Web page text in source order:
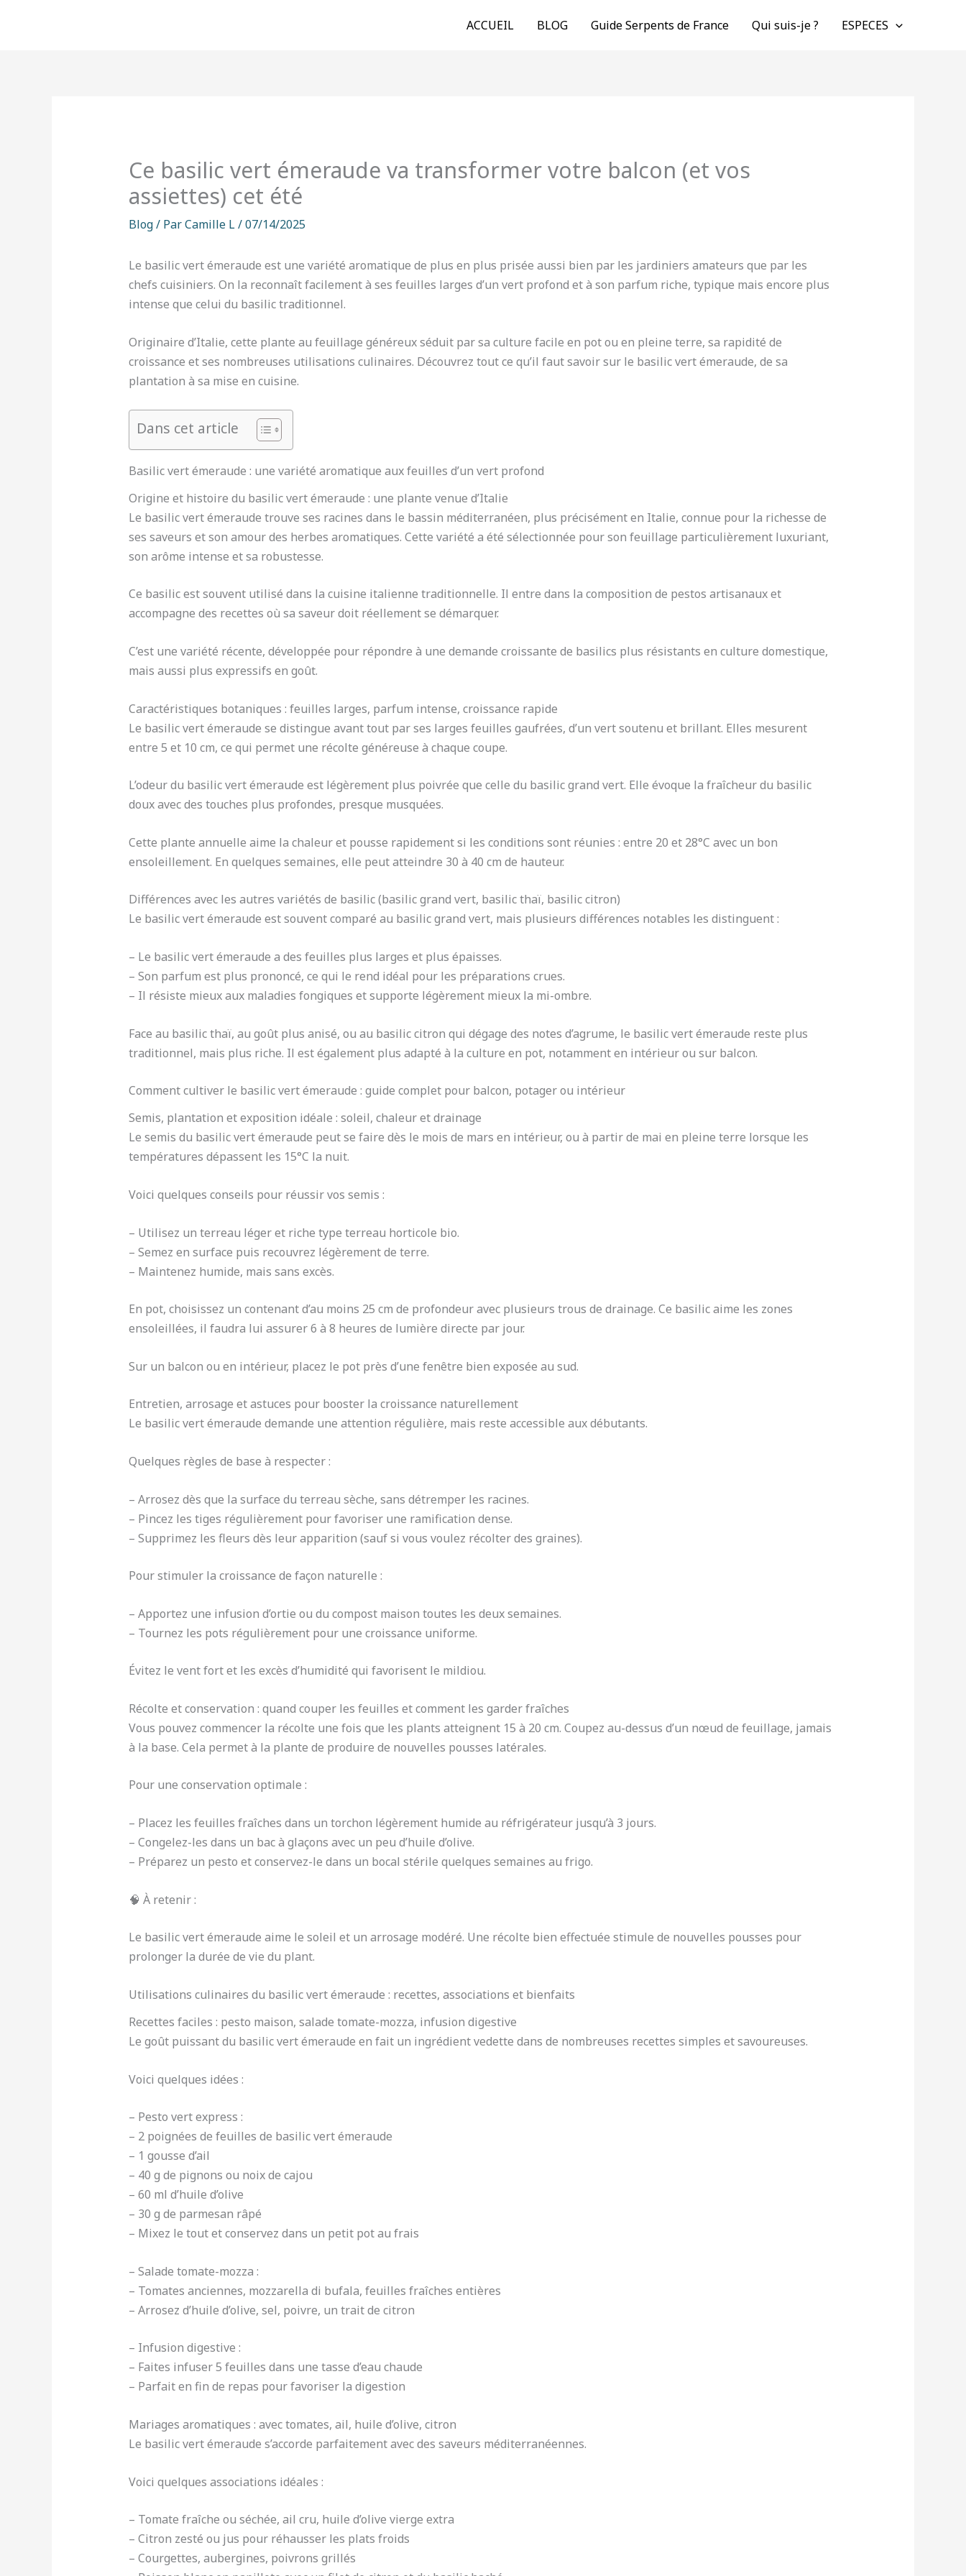
ACCUEIL BLOG Guide Serpents de France Qui suis-je ? ESPECES
Ce basilic vert émeraude va transformer votre balcon (et vos
assiettes) cet été
Blog/ ParCamille L/07/14/2025
Le basilic vert émeraude est une variété aromatique de plus en plus prisée aussi bien par les jardiniers amateurs que par les
chefs cuisiniers. On la reconnaît facilement à ses feuilles larges d’un vert profond et à son parfum riche, typique mais encore plus
intense que celui du basilic traditionnel.
Originaire d’Italie, cette plante au feuillage généreux séduit par sa culture facile en pot ou en pleine terre, sa rapidité de
croissance et ses nombreuses utilisations culinaires. Découvrez tout ce qu’il faut savoir sur le basilic vert émeraude, de sa
plantation à sa mise en cuisine.
Dans cet article
Basilic vert émeraude : une variété aromatique aux feuilles d’un vert profond
Origine et histoire du basilic vert émeraude : une plante venue d’Italie
Le basilic vert émeraude trouve ses racines dans le bassin méditerranéen, plus précisément en Italie, connue pour la richesse de
ses saveurs et son amour des herbes aromatiques. Cette variété a été sélectionnée pour son feuillage particulièrement luxuriant,
son arôme intense et sa robustesse.
Ce basilic est souvent utilisé dans la cuisine italienne traditionnelle. Il entre dans la composition de pestos artisanaux et
accompagne des recettes où sa saveur doit réellement se démarquer.
C’est une variété récente, développée pour répondre à une demande croissante de basilics plus résistants en culture domestique,
mais aussi plus expressifs en goût.
Caractéristiques botaniques : feuilles larges, parfum intense, croissance rapide
Le basilic vert émeraude se distingue avant tout par ses larges feuilles gaufrées, d’un vert soutenu et brillant. Elles mesurent
entre 5 et 10 cm, ce qui permet une récolte généreuse à chaque coupe.
L’odeur du basilic vert émeraude est légèrement plus poivrée que celle du basilic grand vert. Elle évoque la fraîcheur du basilic
doux avec des touches plus profondes, presque musquées.
Cette plante annuelle aime la chaleur et pousse rapidement si les conditions sont réunies : entre 20 et 28°C avec un bon
ensoleillement. En quelques semaines, elle peut atteindre 30 à 40 cm de hauteur.
Différences avec les autres variétés de basilic (basilic grand vert, basilic thaï, basilic citron)
Le basilic vert émeraude est souvent comparé au basilic grand vert, mais plusieurs différences notables les distinguent :
– Le basilic vert émeraude a des feuilles plus larges et plus épaisses.
– Son parfum est plus prononcé, ce qui le rend idéal pour les préparations crues.
– Il résiste mieux aux maladies fongiques et supporte légèrement mieux la mi-ombre.
Face au basilic thaï, au goût plus anisé, ou au basilic citron qui dégage des notes d’agrume, le basilic vert émeraude reste plus
traditionnel, mais plus riche. Il est également plus adapté à la culture en pot, notamment en intérieur ou sur balcon.
Comment cultiver le basilic vert émeraude : guide complet pour balcon, potager ou intérieur
Semis, plantation et exposition idéale : soleil, chaleur et drainage
Le semis du basilic vert émeraude peut se faire dès le mois de mars en intérieur, ou à partir de mai en pleine terre lorsque les
températures dépassent les 15°C la nuit.
Voici quelques conseils pour réussir vos semis :
– Utilisez un terreau léger et riche type terreau horticole bio.
– Semez en surface puis recouvrez légèrement de terre.
– Maintenez humide, mais sans excès.
En pot, choisissez un contenant d’au moins 25 cm de profondeur avec plusieurs trous de drainage. Ce basilic aime les zones
ensoleillées, il faudra lui assurer 6 à 8 heures de lumière directe par jour.
Sur un balcon ou en intérieur, placez le pot près d’une fenêtre bien exposée au sud.
Entretien, arrosage et astuces pour booster la croissance naturellement
Le basilic vert émeraude demande une attention régulière, mais reste accessible aux débutants.
Quelques règles de base à respecter :
– Arrosez dès que la surface du terreau sèche, sans détremper les racines.
– Pincez les tiges régulièrement pour favoriser une ramification dense.
– Supprimez les fleurs dès leur apparition (sauf si vous voulez récolter des graines).
Pour stimuler la croissance de façon naturelle :
– Apportez une infusion d’ortie ou du compost maison toutes les deux semaines.
– Tournez les pots régulièrement pour une croissance uniforme.
Évitez le vent fort et les excès d’humidité qui favorisent le mildiou.
Récolte et conservation : quand couper les feuilles et comment les garder fraîches
Vous pouvez commencer la récolte une fois que les plants atteignent 15 à 20 cm. Coupez au-dessus d’un nœud de feuillage, jamais
à la base. Cela permet à la plante de produire de nouvelles pousses latérales.
Pour une conservation optimale :
– Placez les feuilles fraîches dans un torchon légèrement humide au réfrigérateur jusqu’à 3 jours.
– Congelez-les dans un bac à glaçons avec un peu d’huile d’olive.
– Préparez un pesto et conservez-le dans un bocal stérile quelques semaines au frigo.
🧠 À retenir :
Le basilic vert émeraude aime le soleil et un arrosage modéré. Une récolte bien effectuée stimule de nouvelles pousses pour
prolonger la durée de vie du plant.
Utilisations culinaires du basilic vert émeraude : recettes, associations et bienfaits
Recettes faciles : pesto maison, salade tomate-mozza, infusion digestive
Le goût puissant du basilic vert émeraude en fait un ingrédient vedette dans de nombreuses recettes simples et savoureuses.
Voici quelques idées :
– Pesto vert express :
– 2 poignées de feuilles de basilic vert émeraude
– 1 gousse d’ail
– 40 g de pignons ou noix de cajou
– 60 ml d’huile d’olive
– 30 g de parmesan râpé
– Mixez le tout et conservez dans un petit pot au frais
– Salade tomate-mozza :
– Tomates anciennes, mozzarella di bufala, feuilles fraîches entières
– Arrosez d’huile d’olive, sel, poivre, un trait de citron
– Infusion digestive :
– Faites infuser 5 feuilles dans une tasse d’eau chaude
– Parfait en fin de repas pour favoriser la digestion
Mariages aromatiques : avec tomates, ail, huile d’olive, citron
Le basilic vert émeraude s’accorde parfaitement avec des saveurs méditerranéennes.
Voici quelques associations idéales :
– Tomate fraîche ou séchée, ail cru, huile d’olive vierge extra
– Citron zesté ou jus pour réhausser les plats froids
– Courgettes, aubergines, poivrons grillés